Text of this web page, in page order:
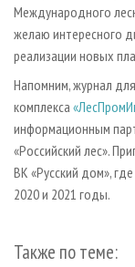
Международного
желаю интересного
реализации новых
Напомним, журнал
комплекса
информационным
«Российский лес».
ВК «Русский дом»,
2020 и 2021 годы.
Также по теме: